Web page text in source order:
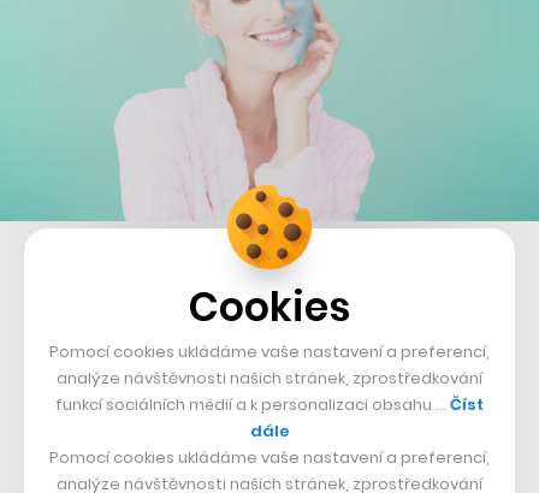
Jak to pokračovalo? Začali jste své masky z
nanovláken hned prodávat?
Náš nový produkt jsme nabídli českým kosmetickým
firmám, ale tenkrát na nás příliš nereagovaly, což nás
znejistělo, a tak jsme zvažovali, jestli do toho vůbec jít.
Nakonec jsme si ale nechtěli nechat ujít, že budeme
úplně první, kdo takovou masku uvede na trh, a
Cookies
Pomocí cookies ukládáme vaše nastavení a preferencí,
analýze návštěvnosti našich stránek, zprostředkování
funkcí sociálních médií a k personalizaci obsahu … Číst
dále
Pomocí cookies ukládáme vaše nastavení a preferencí,
analýze návštěvnosti našich stránek, zprostředkování